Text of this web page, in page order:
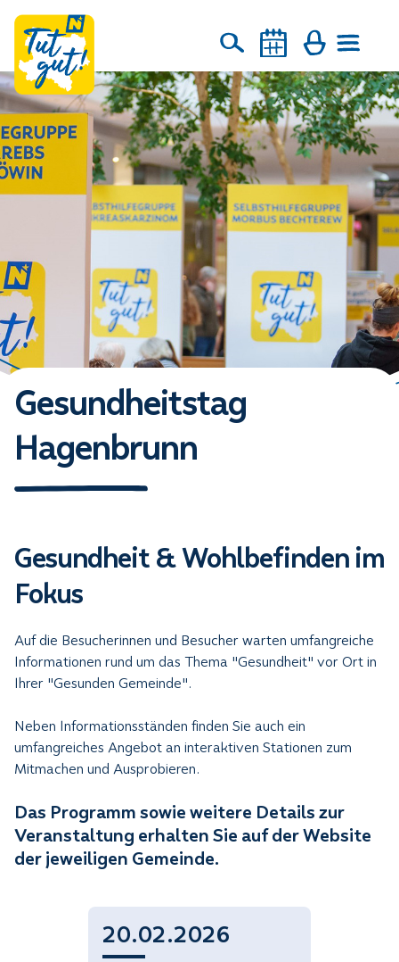
Gesundheitstag
Hagenbrunn
Gesundheit & Wohlbefinden im
Fokus
Auf die Besucherinnen und Besucher warten umfangreiche
Informationen rund um das Thema "Gesundheit" vor Ort in
Ihrer "Gesunden Gemeinde".
Neben Informationsständen finden Sie auch ein
umfangreiches Angebot an interaktiven Stationen zum
Mitmachen und Ausprobieren.
Das Programm sowie weitere Details zur
Veranstaltung erhalten Sie auf der Website
der jeweiligen Gemeinde.
20.02.2026